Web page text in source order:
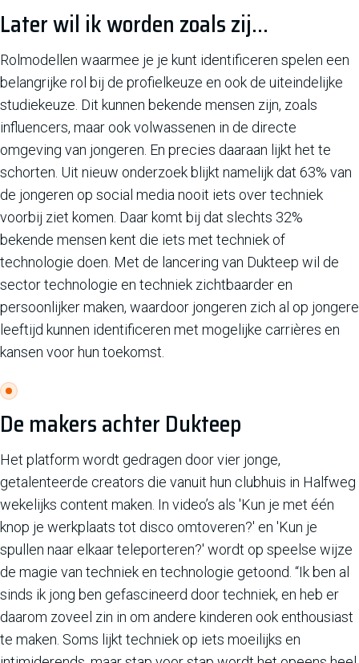
Later wil ik worden zoals zij...
Rolmodellen waarmee je je kunt identificeren spelen een
belangrijke rol bij de profielkeuze en ook de uiteindelijke
studiekeuze. Dit kunnen bekende mensen zijn, zoals
influencers, maar ook volwassenen in de directe
omgeving van jongeren. En precies daaraan lijkt het te
schorten. Uit nieuw onderzoek blijkt namelijk dat 63% van
de jongeren op social media nooit iets over techniek
voorbij ziet komen. Daar komt bij dat slechts 32%
bekende mensen kent die iets met techniek of
technologie doen. Met de lancering van Dukteep wil de
sector technologie en techniek zichtbaarder en
persoonlijker maken, waardoor jongeren zich al op jongere
leeftijd kunnen identificeren met mogelijke carrières en
kansen voor hun toekomst.
De makers achter Dukteep
Het platform wordt gedragen door vier jonge,
getalenteerde creators die vanuit hun clubhuis in Halfweg
wekelijks content maken. In video’s als 'Kun je met één
knop je werkplaats tot disco omtoveren?' en 'Kun je
spullen naar elkaar teleporteren?' wordt op speelse wijze
de magie van techniek en technologie getoond. “Ik ben al
sinds ik jong ben gefascineerd door techniek, en heb er
daarom zoveel zin in om andere kinderen ook enthousiast
te maken. Soms lijkt techniek op iets moeilijks en